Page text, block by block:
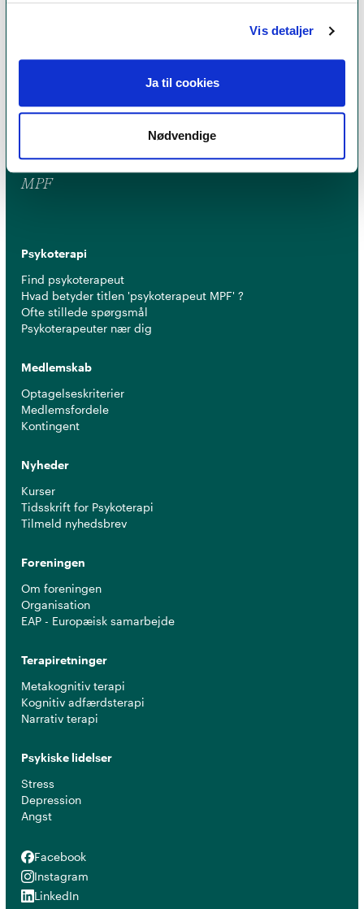
Vis detaljer
Ja til cookies
Nødvendige
Et medlemskab af Dansk Psykoterapeutforening
leve op til en række kriterier om uddannelse og
erfaring for at få lov til at kalde sigpsykoterapeut
MPF
Psykoterapi
Find psykoterapeut
Hvad betyder titlen 'psykoterapeut MPF' ?
Ofte stillede spørgsmål
Psykoterapeuter nær dig
Medlemskab
Optagelseskriterier
Medlemsfordele
Kontingent
Nyheder
Kurser
Tidsskrift for Psykoterapi
Tilmeld nyhedsbrev
Foreningen
Om foreningen
Organisation
EAP - Europæisk samarbejde
Terapiretninger
Metakognitiv terapi
Kognitiv adfærdsterapi
Narrativ terapi
Psykiske lidelser
Stress
Depression
Angst
Facebook
Facebook
Instagram
Instagram
LinkedIn
LinkedIn